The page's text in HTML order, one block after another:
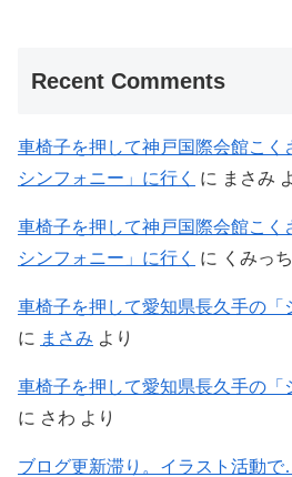
Recent Comments
車椅子を押して神戸国際会館こく
シンフォニー」に行く
に まさみ
車椅子を押して神戸国際会館こく
シンフォニー」に行く
に くみっ
車椅子を押して愛知県長久手の「
に まさみ より
車椅子を押して愛知県長久手の「
に さわ より
ブログ更新滞り。イラスト活動